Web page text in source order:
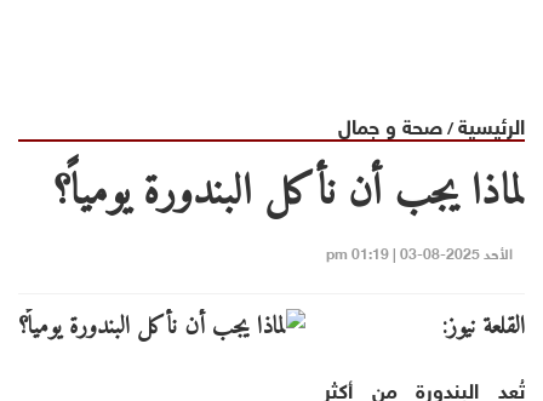
الرئيسية/صحة و جمال
لماذا يجب أن نأكل البندورة يومياً؟
الأحد 2025-08-03 | 01:19 pm
القلعة نيوز:
تُعد البندورة من أكثر